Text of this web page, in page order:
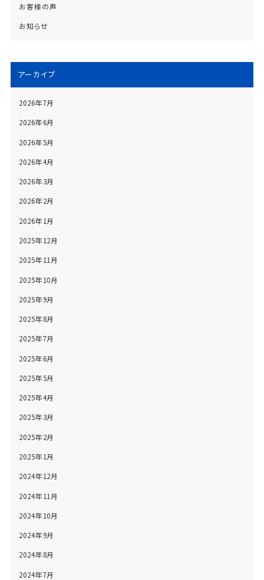
お客様の声
お知らせ
アーカイブ
2026年7月
2026年6月
2026年5月
2026年4月
2026年3月
2026年2月
2026年1月
2025年12月
2025年11月
2025年10月
2025年9月
2025年8月
2025年7月
2025年6月
2025年5月
2025年4月
2025年3月
2025年2月
2025年1月
2024年12月
2024年11月
2024年10月
2024年9月
2024年8月
2024年7月